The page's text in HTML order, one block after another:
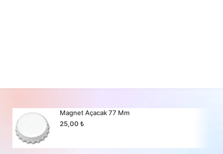
Magnet Açacak 77 Mm
25,00₺